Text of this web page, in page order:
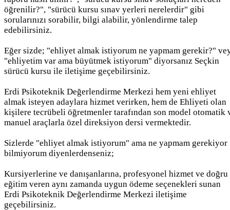
öğrenilir?", "sürücü kursu sınav yerleri nerelerdir" gibi
sorularınızı sorabilir, bilgi alabilir, yönlendirme talep
edebilirsiniz.
Eğer sizde; "ehliyet almak istiyorum ne yapmam gerekir?"
"ehliyetim var ama büyütmek istiyorum" diyorsanız Seçkin
sürücü kursu ile iletişime geçebilirsiniz.
Erdi Psikoteknik Değerlendirme Merkezi hem yeni ehliyet
almak isteyen adaylara hizmet verirken, hem de Ehliyeti olan
kişilere tecrübeli öğretmenler tarafından son model otomatik
manuel araçlarla özel direksiyon dersi vermektedir.
Sizlerde "ehliyet almak istiyorum" ama ne yapmam gerekiyor
bilmiyorum diyenlerdenseniz;
Kursiyerlerine ve danışanlarına, profesyonel hizmet ve doğru
eğitim veren aynı zamanda uygun ödeme seçenekleri sunan
Erdi Psikoteknik Değerlendirme Merkezi iletişime
geçebilirsiniz.